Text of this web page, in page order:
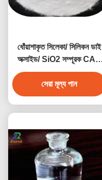
ধোঁয়াশাকৃত সিলেকা/ সিলিকন ডাই
অক্সাইড/ SiO2 সম্পূরক CAS
7631-86-9 E551
সেরা মূল্য পান